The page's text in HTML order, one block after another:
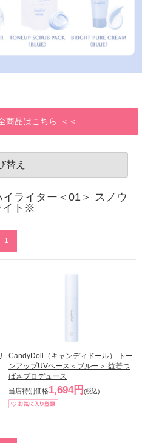
商品はこちら
替え
ライター＜01＞ スノウ
イト※
1
CandyDoll（キャンディドール） トー
ンアップUVベース＜ブルー＞ 益若つ
ばさプロデュース
当店特別価格1,694円 (税込)